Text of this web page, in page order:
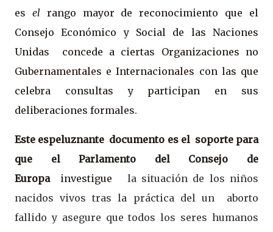
es elrango mayor de reconocimiento que el
Consejo Económico y Social de las Naciones
Unidas concede a ciertas Organizaciones no
Gubernamentales e Internacionales con las que
celebra consultas y participan en sus
deliberaciones formales.
Este espeluznante documento es el soporte para
que el Parlamento del Consejo de
Europa
investigue
la situación de los niños
nacidos vivos tras la práctica del un aborto
fallido y asegure que todos los seres humanos